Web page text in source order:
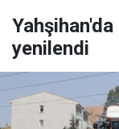
yenilendi